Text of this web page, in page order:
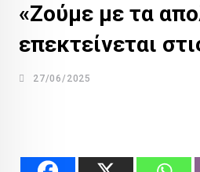
«Ζούμε με τα
επεκτείνεται
27/06/2025